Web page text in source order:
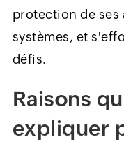
protection de ses
systèmes, et
défis.
Raisons
expliquer